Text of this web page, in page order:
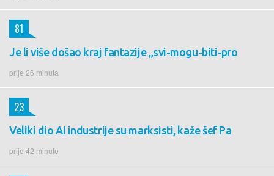
Je li više došao kraj fantazije „svi-mogu-biti-pro
prije 26 minuta
81
Veliki dio AI industrije su marksisti, kaže šef Pa
prije 42 minute
23